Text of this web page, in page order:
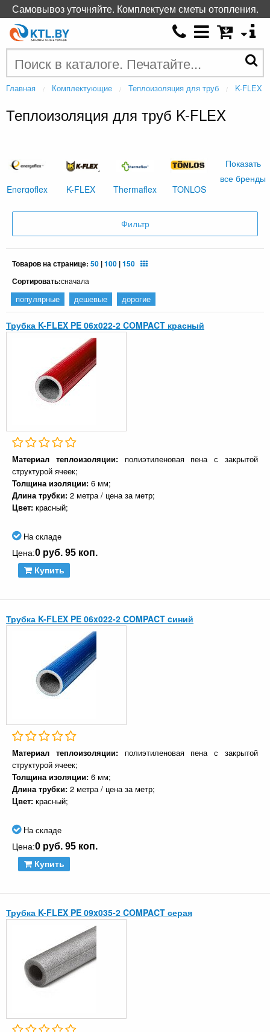
Главная Комплектующие Теплоизоляция для труб K-FLEX
Теплоизоляция для труб K-FLEX
Energoflex K-FLEX Thermaflex TONLOS
Показать
все бренды
Фильтр
Товаров на странице: 50 |100 |150
Сортировать:сначала
популярные дешевые дорогие
Трубка K-FLEX PE 06x022-2 COMPACT красный
Материал теплоизоляции: полиэтиленовая пена с закрытой
структурой ячеек;
Толщина изоляции: 6 мм;
Длина трубки: 2 метра / цена за метр;
Цвет: красный;
На складе
Цена:0 руб. 95 коп.
Купить
Трубка K-FLEX PE 06x022-2 COMPACT cиний
Материал теплоизоляции: полиэтиленовая пена с закрытой
структурой ячеек;
Толщина изоляции: 6 мм;
Длина трубки: 2 метра / цена за метр;
Цвет: красный;
На складе
Цена:0 руб. 95 коп.
Купить
Трубка K-FLEX PE 09x035-2 COMPACT серая
Самовывоз уточняйте. Комплектуем сметы отопления.